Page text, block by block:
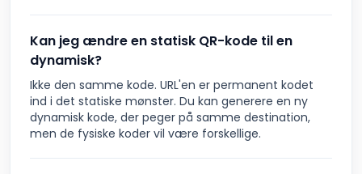
Kan jeg ændre en statisk QR-kode til en
dynamisk?
Ikke den samme kode. URL'en er permanent kodet
ind i det statiske mønster. Du kan generere en ny
dynamisk kode, der peger på samme destination,
men de fysiske koder vil være forskellige.